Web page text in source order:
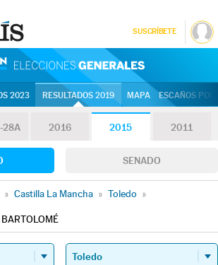
SUSCRÍBETE
2023 RESULTADOS 2019 MAPA ESCAÑOS
28A 2016 2015 2011
SENADO
» Castilla La Mancha » Toledo »